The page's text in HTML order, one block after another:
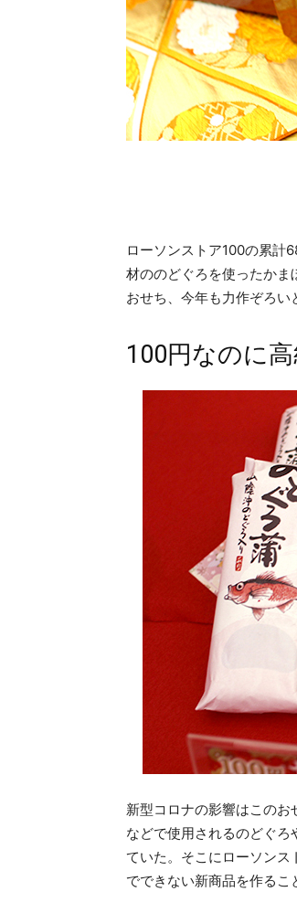
ローソンストア100の累計
材ののどぐろを使ったか
おせち、今年も力作ぞろい
100円なのに
新型コロナの影響はこの
などで使用されるのどぐ
ていた。そこにローソン
でできない新商品を作るこ